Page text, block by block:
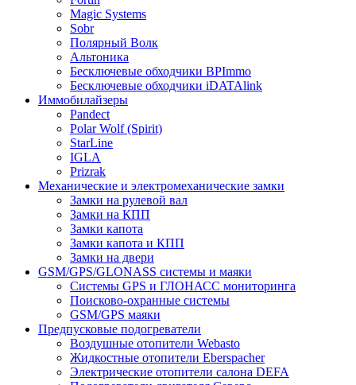
Magic Systems
Sobr
Полярный Волк
Альтоника
Бесключевые обходчики BPImmo
Бесключевые обходчики iDATAlink
Иммобилайзеры
Pandect
Polar Wolf (Spirit)
StarLine
IGLA
Prizrak
Механические и электромеханические замки
Замки на рулевой вал
Замки на КПП
Замки капота
Замки капота и КПП
Замки на двери
GSM/GPS/GLONASS системы и маяки
Системы GPS и ГЛОНАСС мониторинга
Поисково-охранные системы
GSM/GPS маяки
Предпусковые подогреватели
Воздушные отопители Webasto
Жидкостные отопители Eberspacher
Электрические отопители салона DEFA